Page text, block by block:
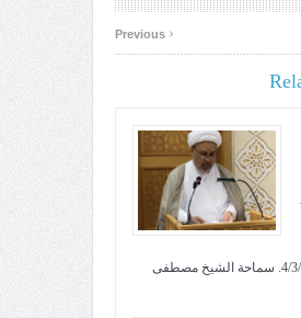
‹
٦-
بتاريخ4/3/1447. سماحة الشيخ مصطفى